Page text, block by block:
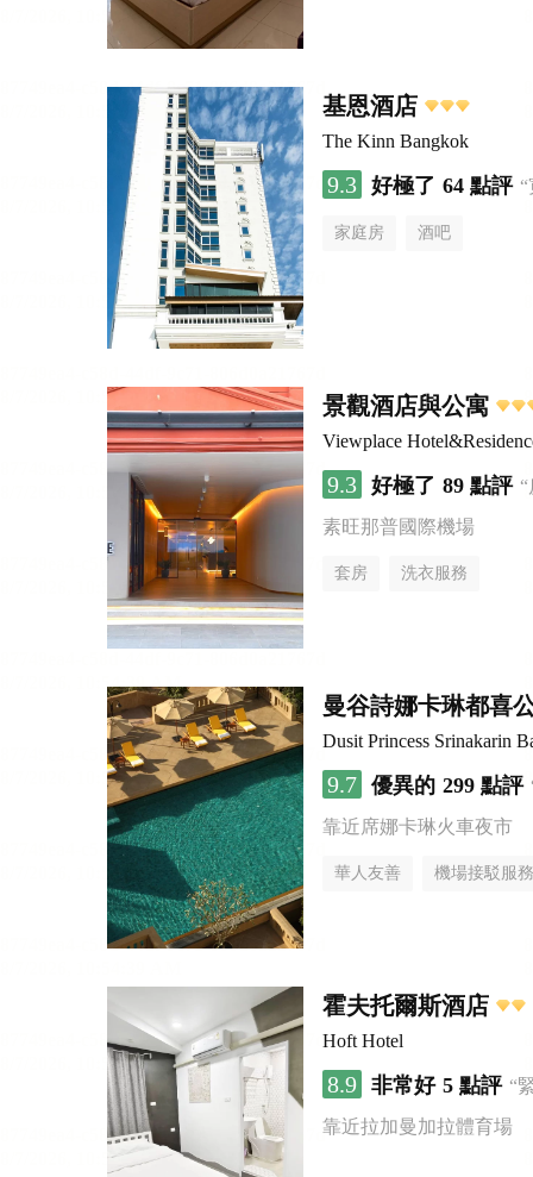
基恩酒店
The Kinn Bangkok
9.3 好極了 64 點評
家庭房 酒吧
景觀酒店與公寓
Viewplace
9.3 好極了 89 點評
素旺那普國際機場
套房 洗衣服務
曼谷詩娜卡琳都喜
Dusit Princess Srinakarin
9.7 優異的 299 點評
靠近席娜卡琳火車夜市
華人友善 機場接駁服務
霍夫托爾斯酒店
Hoft Hotel
8.9 非常好 5 點評 “
靠近拉加曼加拉體育場